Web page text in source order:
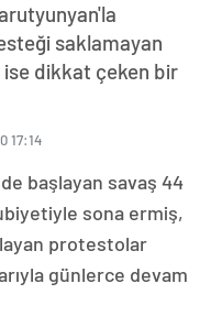
saklamayan
ise dikkat çeken bir
17:14
başlayan savaş 44
sona ermiş,
protestolar
günlerce devam